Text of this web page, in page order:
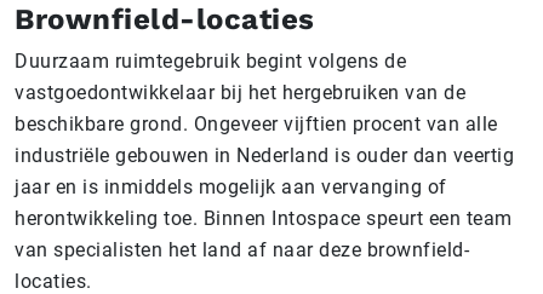
Brownfield-locaties
Duurzaam ruimtegebruik begint volgens de
vastgoedontwikkelaar bij het hergebruiken van de
beschikbare grond. Ongeveer vijftien procent van alle
industriële gebouwen in Nederland is ouder dan veertig
jaar en is inmiddels mogelijk aan vervanging of
herontwikkeling toe. Binnen Intospace speurt een team
van specialisten het land af naar deze brownfield-
locaties.